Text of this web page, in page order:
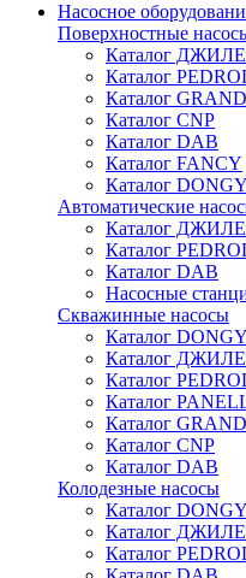
Насосное
Поверхностные
Каталог
Каталог
Каталог
Каталог CNP
Каталог DAB
Каталог FANCY
Каталог
Автоматические
Каталог
Каталог
Каталог DAB
Насосные
Скважинные насосы
Каталог
Каталог
Каталог
Каталог
Каталог
Каталог CNP
Каталог DAB
Колодезные насосы
Каталог
Каталог
Каталог